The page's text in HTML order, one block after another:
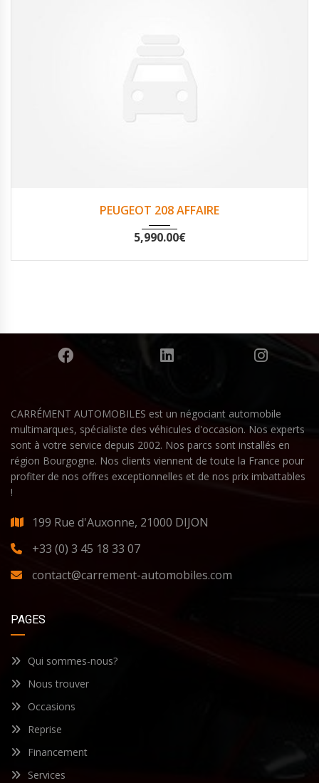
PEUGEOT 208 AFFAIRE
5,990.00€
CARRÉMENT AUTOMOBILES est un négociant automobile
multimarques, spécialiste des véhicules d'occasion. Nos experts
sont à votre service depuis 2002. Nos parcs sont installés en
région Bourgogne. Nos clients viennent de toute la France pour
profiter de nos offres exceptionnelles et de nos prix imbattables
!
199 Rue d'Auxonne, 21000 DIJON
+33 (0) 3 45 18 33 07
contact@carrement-automobiles.com
PAGES
Qui sommes-nous?
Nous trouver
Occasions
Reprise
Financement
Services